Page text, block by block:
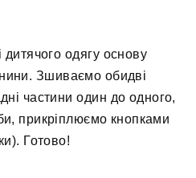
дитячого одягу основу
Зшиваємо обидві
частини один до одного,
прикріплюємо кнопками
Готово!